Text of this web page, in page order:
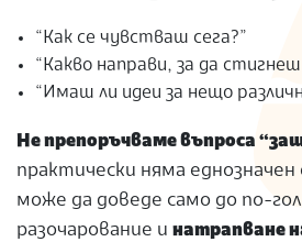
“Как се чувстваш сега?”
“Какво направи, за да
“Имаш ли идеи за нещо
Не препоръчваме въпроса
практически няма
може да доведе само до по-
разочарование и натрапване